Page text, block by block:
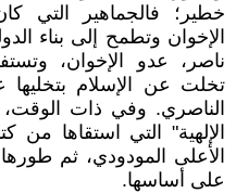
خطير؛ فالجماهير التي
الإخوان وتطمح إلى بناء
ناصر، عدو الإخوان،
تخلت عن الإسلام بتخليها
الناصري. وفي ذات
الإلهية" التي استقاها من
الأعلى المودودي، ثم
على أساسها.